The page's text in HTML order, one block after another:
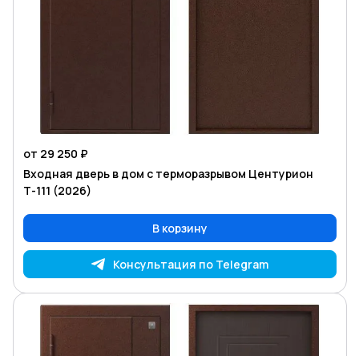
от 29 250 ₽
Входная дверь в дом с терморазрывом Центурион
Т-111 (2026)
В корзину
Консультация по Telegram